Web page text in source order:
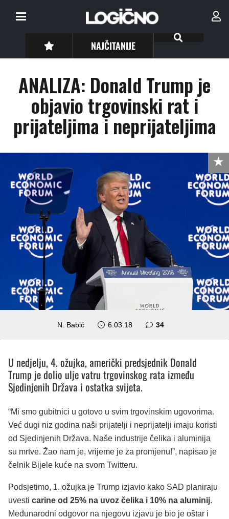
NAJČITANIJE
ANALIZA: Donald Trump je
objavio trgovinski rat i
prijateljima i neprijateljima
N. Babić 6.03.18 34komentara
U nedjelju, 4. ožujka, američki predsjednik Donald
Trump je dolio ulje vatru trgovinskog rata između
Sjedinjenih Država i ostatka svijeta.
“Mi smo gubitnici u gotovo u svim trgovinskim ugovorima.
Već dugi niz godina naši prijatelji i neprijatelji imaju koristi
od Sjedinjenih Država. Naše industrije čelika i aluminija
su mrtve. Žao nam je, vrijeme je za promjenu!”, napisao je
čelnik Bijele kuće na svom Twitteru.
Podsjetimo, 1. ožujka je Trump izjavio kako SAD planiraju
uvesti carine od 25% na uvoz čelika i 10% na aluminij.
Međunarodni odgovor na njegovu izjavu je bio je oštar i